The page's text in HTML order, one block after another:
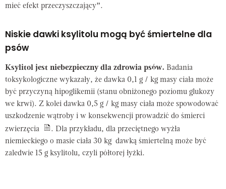
mieć efekt przeczyszczający”.
Niskie dawki ksylitolu mogą być śmiertelne dla
psów
Ksylitol jest niebezpieczny dla zdrowia psów. Badania
toksykologiczne wykazały, że dawka 0,1 g / kg masy ciała może
być przyczyną hipoglikemii (stanu obniżonego poziomu glukozy
we krwi). Z kolei dawka 0,5 g / kg masy ciała może spowodować
uszkodzenie wątroby i w konsekwencji prowadzić do śmierci
zwierzęcia
. Dla przykładu, dla przeciętnego wyżła
niemieckiego o masie ciała 30 kg dawką śmiertelną może być
zaledwie 15 g ksylitolu, czyli półtorej łyżki.